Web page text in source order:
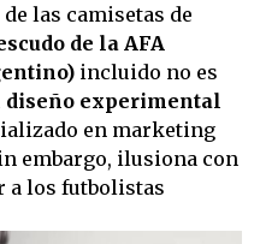
las camisetas de
de la AFA
incluido no es
diseño experimental
en marketing
embargo, ilusiona con
a los futbolistas